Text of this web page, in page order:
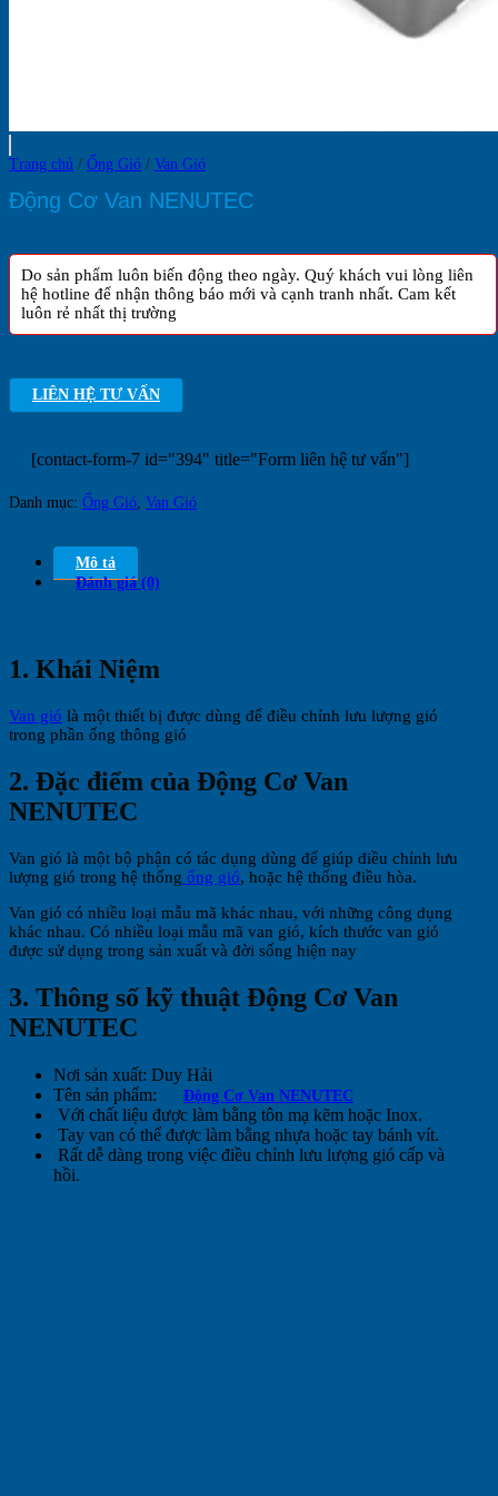
Trang chủ / Ống Gió / Van Gió
Động Cơ Van NENUTEC
Do sản phẩm luôn biến động theo ngày. Quý khách vui lòng liên
hệ hotline để nhận thông báo mới và cạnh tranh nhất. Cam kết
luôn rẻ nhất thị trường
LIÊN HỆ TƯ VẤN
[contact-form-7 id="394" title="Form liên hệ tư vấn"]
Danh mục: Ống Gió, Van Gió
Mô tả
Đánh giá (0)
1. Khái Niệm
Van gió là một thiết bị được dùng để điều chỉnh lưu lượng gió
trong phần ống thông gió
2. Đặc điểm của Động Cơ Van
NENUTEC
Van gió là một bộ phận có tác dụng dùng để giúp điều chỉnh lưu
lượng gió trong hệ thống ống gió, hoặc hệ thống điều hòa.
Van gió có nhiều loại mẫu mã khác nhau, với những công dụng
khác nhau. Có nhiều loại mẫu mã van gió, kích thước van gió
được sử dụng trong sản xuất và đời sống hiện nay
3. Thông số kỹ thuật Động Cơ Van
NENUTEC
Nơi sản xuất: Duy Hải
Tên sản phẩm:
Động Cơ Van NENUTEC
Với chất liệu được làm bằng tôn mạ kẽm hoặc Inox.
Tay van có thể được làm bằng nhựa hoặc tay bánh vít.
Rất dễ dàng trong việc điều chỉnh lưu lượng gió cấp và
hồi.